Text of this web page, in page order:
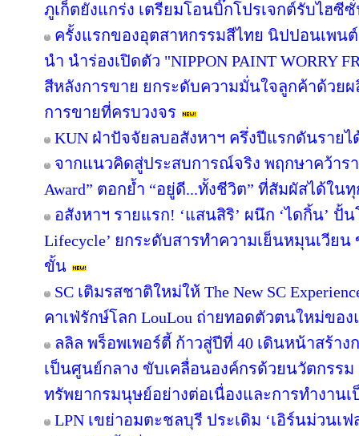
ภูเก็ตยังแกร่ง เตรียมโอนบิ๊กโปรเจกต์รับไฮซี
ครั้งแรกของอุตสาหกรรมสีไทย นิปปอนเพน
นำ นำร่องเปิดตัว "NIPPON PAINT
สีหลังการขาย ยกระดับความมั่นใจลูกค้าด้ว
การขายที่ครบวงจร
KUN ฝ่าปัจจัยลบอสังหาฯ ครึ่งปีแรกดันรายไ
จากแนวคิดสู่ประสบการณ์จริง พฤกษาคว้ารา
Award” ตอกย้ำ “อยู่ดี...ทั้งชีวิต” ที่สัมผัสได้ใน
อสังหาฯ รายแรก! ‘แสนสิริ’ ผนึก ‘ไดกิ้น’ ปั้น
Lifecycle’ ยกระดับสารทำความเย็นหมุนเวียน
ขั้น
SC เติมรสชาติใหม่ให้ The New SC
คาเฟ่รักษ์โลก LouLou ถ่ายทอดตัวตนใหม่ขอ
ลลิล พร็อพเพอร์ตี้ ก้าวสู่ปีที่ 40 เดินหน้าสร้า
เป็นศูนย์กลาง ขับเคลื่อนองค์กรด้วยนวัตกรร
ทรัพยากรมนุษย์อย่างต่อเนื่องและการทำงาน
LPN เขย่าอมตะชลบุรี ประเดิม ‘เอิร์นม่วนเฟ